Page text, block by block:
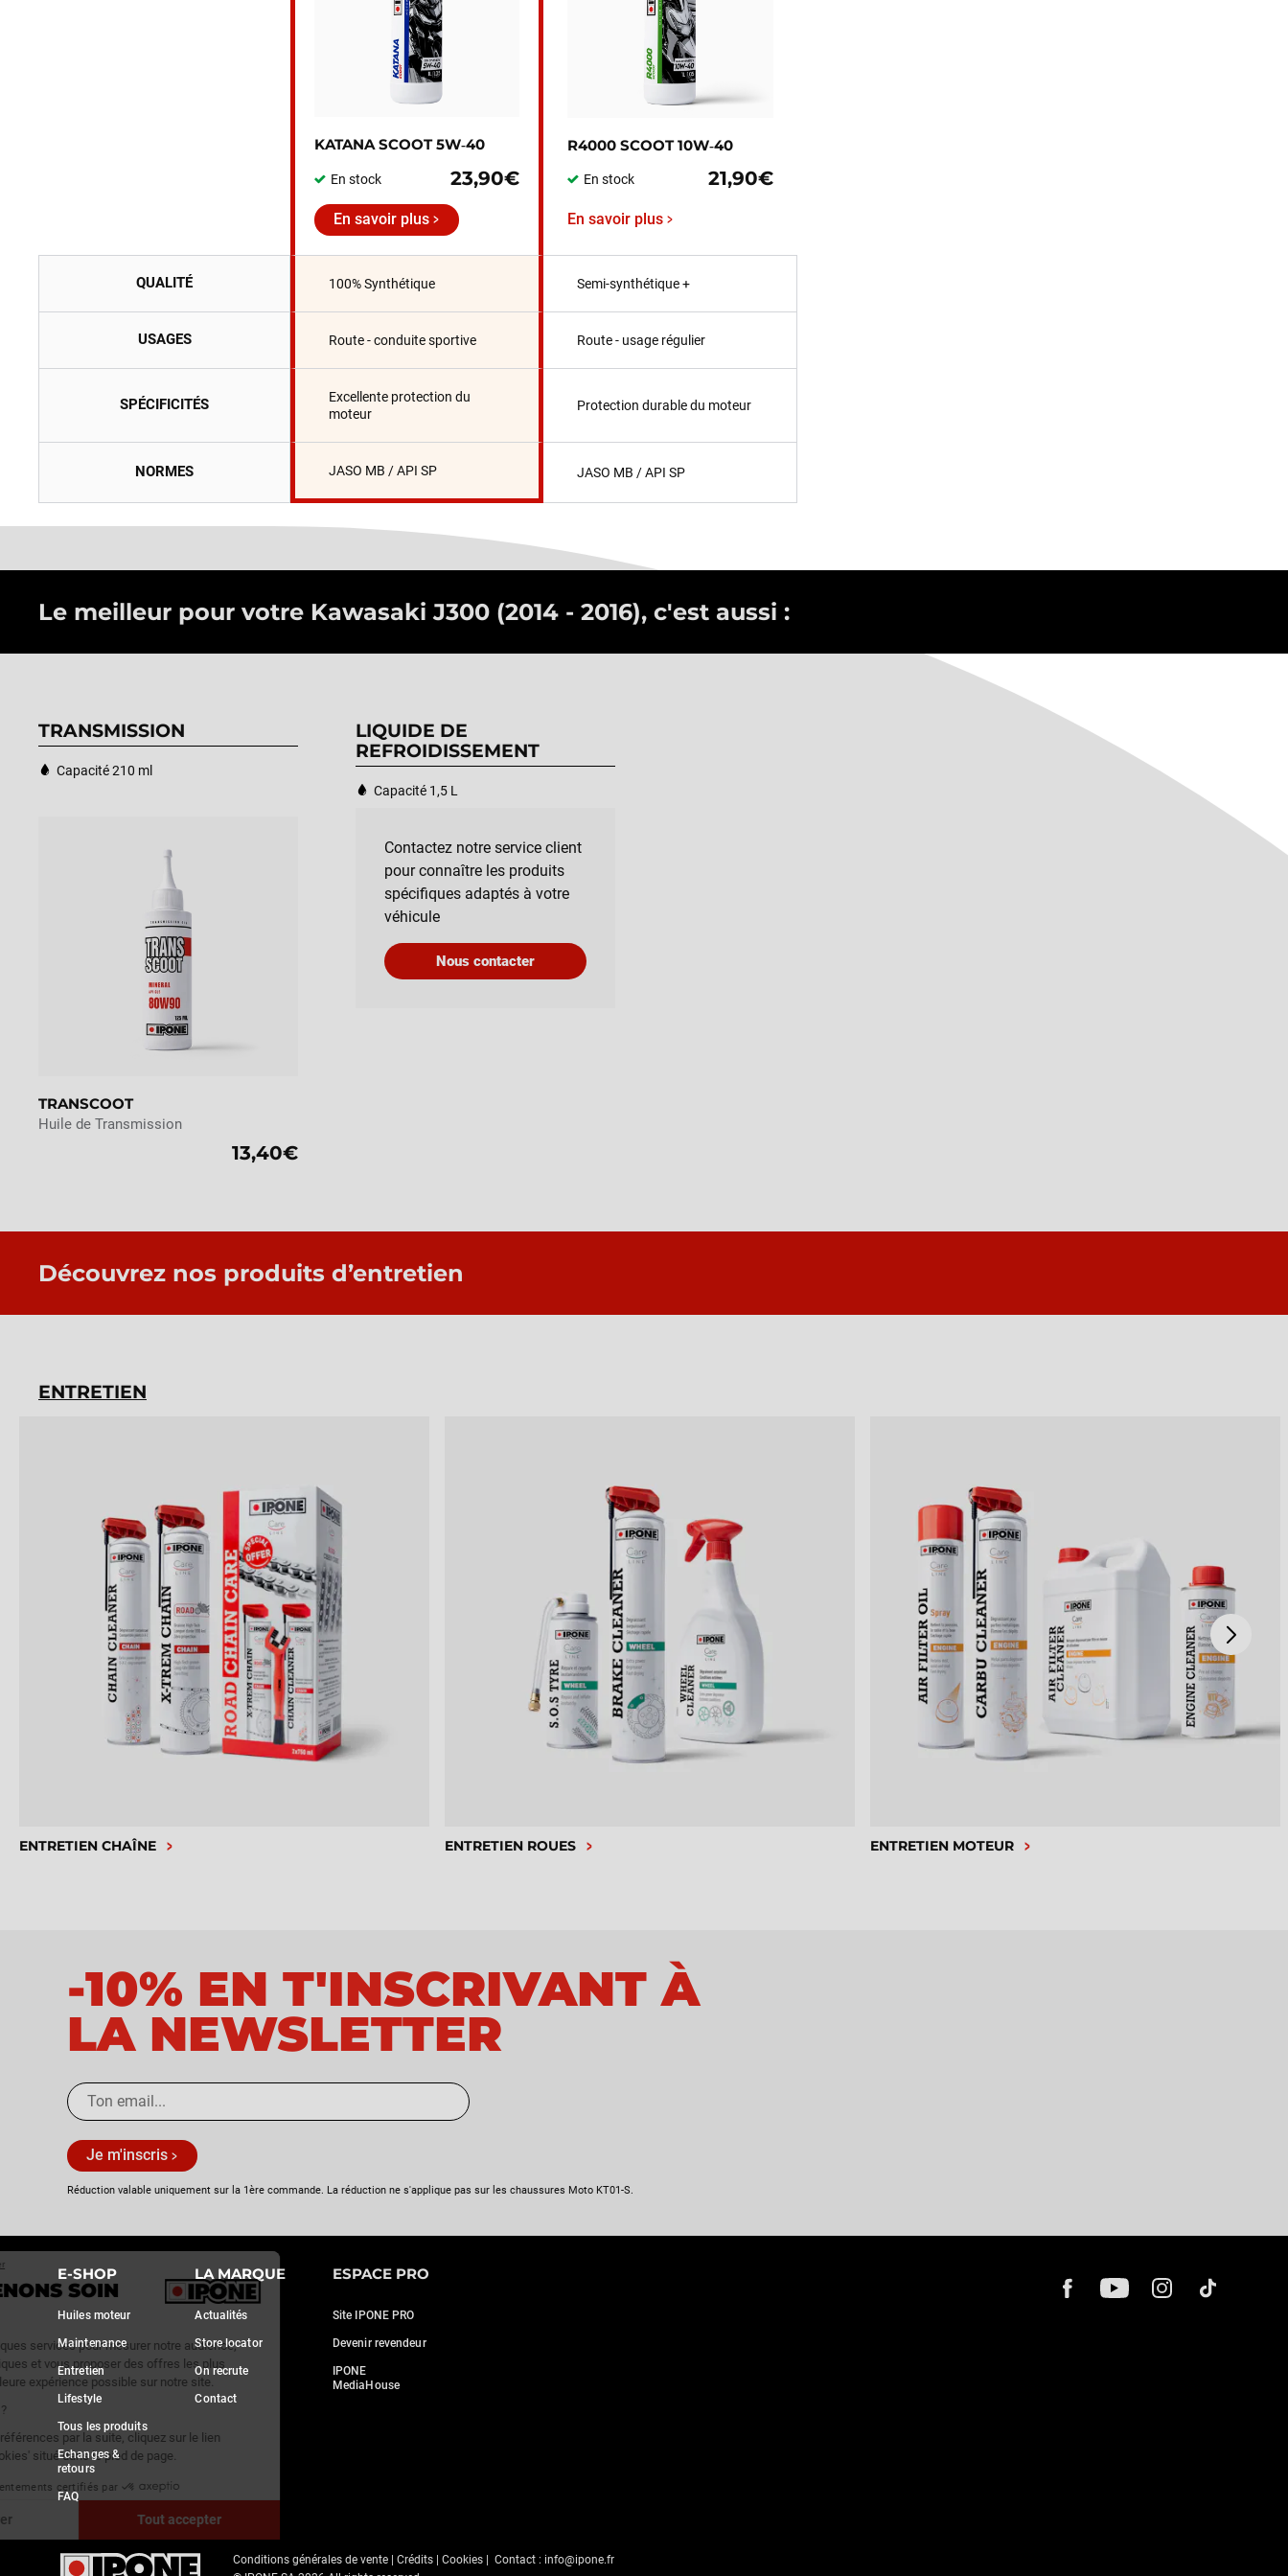
NOUS PRENONS SOIN
DE VOUS
Nous utilisons quelques services pour mesurer notre audience,
générer des statistiques et vous proposer des offres les plus
adaptées et la meilleure expérience possible sur notre site.
C'est OK pour vous ?
Pour modifier vos préférences par la suite, cliquez sur le lien
'Préférences de cookies' situé dans le pied de page.
Consentements certifiés par
Paramétrer
Axeptio consent
Plateforme de Gestion du Consentement : Personnalisez vos Options
KATANA SCOOT 5W‑40
En stock 23,90€
R4000 SCOOT 10W‑40
En stock 21,90€
En savoir plus En savoir plus
QUALITÉ 100% Synthétique Semi-synthétique +
USAGES Route - conduite sportive Route - usage régulier
SPÉCIFICITÉS
Excellente protection du
moteur
Protection durable du moteur
NORMES JASO MB / API SP JASO MB / API SP
Le meilleur pour votre Kawasaki J300 (2014 - 2016), c'est aussi :
TRANSMISSION
Capacité 210 ml
TRANSCOOT
Huile de Transmission
13,40€
LIQUIDE DE
REFROIDISSEMENT
Capacité 1,5 L
Contactez notre service client
pour connaître les produits
spécifiques adaptés à votre
véhicule
Nous contacter
Découvrez nos produits d’entretien
ENTRETIEN
ENTRETIEN CHAÎNE ENTRETIEN ROUES ENTRETIEN MOTEUR
-10% EN T'INSCRIVANT À
LA NEWSLETTER
Je m'inscris
Réduction valable uniquement sur la 1ère commande. La réduction ne s'applique pas sur les chaussures Moto KT01-S.
E-SHOP
Huiles moteur
Maintenance
Entretien
Lifestyle
Tous les produits
Echanges &
retours
FAQ
LA MARQUE
Actualités
Store locator
On recrute
Contact
ESPACE PRO
Site IPONE PRO
Devenir revendeur
IPONE
MediaHouse
Conditions générales de vente |Crédits |Cookies | Contact : info@ipone.fr